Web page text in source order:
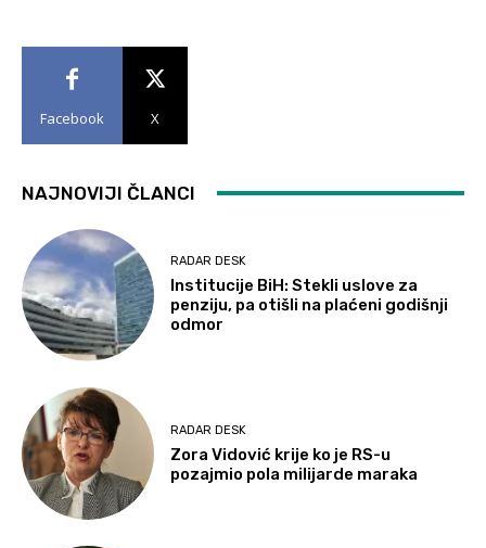
Facebook X
NAJNOVIJI ČLANCI
RADAR DESK
Institucije BiH: Stekli uslove za
penziju, pa otišli na plaćeni godišnji
odmor
RADAR DESK
Zora Vidović krije ko je RS-u
pozajmio pola milijarde maraka